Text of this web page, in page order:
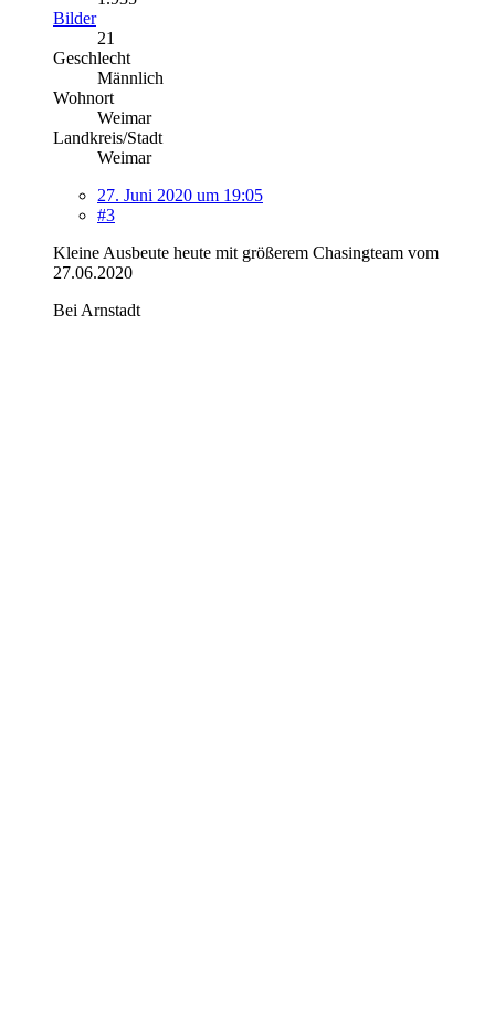
Bilder
21
Geschlecht
Männlich
Wohnort
Weimar
Landkreis/Stadt
Weimar
27. Juni 2020 um 19:05
#3
Kleine Ausbeute heute mit größerem Chasingteam vom
27.06.2020
Bei Arnstadt